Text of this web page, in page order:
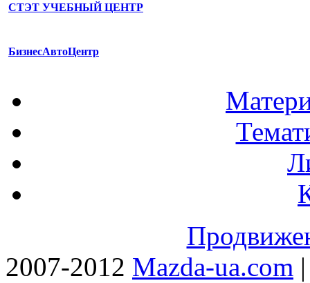
СТЭТ УЧЕБНЫЙ ЦЕНТР
БизнесАвтоЦентр
2007-2012 Mazda-ua.com